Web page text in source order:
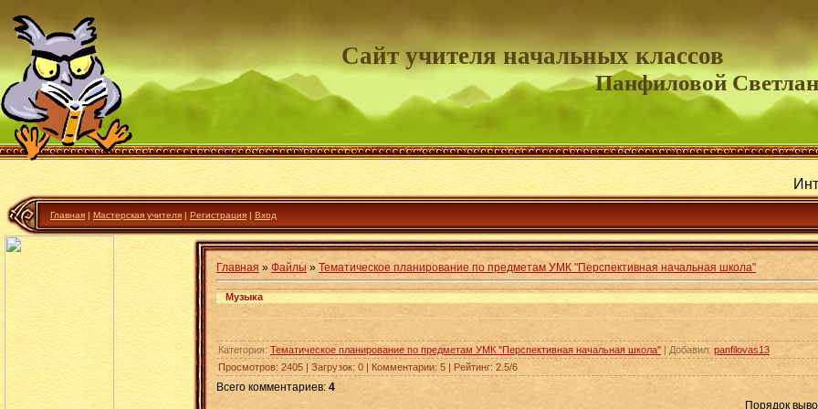
Сайт учителя начальных классов
Панфиловой
Главная | Мастерская учителя | Регистрация | Вход
Главная » Файлы » Тематическое планирование по предметам УМК "Перспективная начальная школа"
Музыка
Категория: Тематическое планирование по предметам УМК "Перспективная начальная школа" | Добавил: panfilovas13
Просмотров: 2405 | Загрузок: 0 | Комментарии: 5 | Рейтинг: 2.5/6
Всего комментариев: 4
Порядок